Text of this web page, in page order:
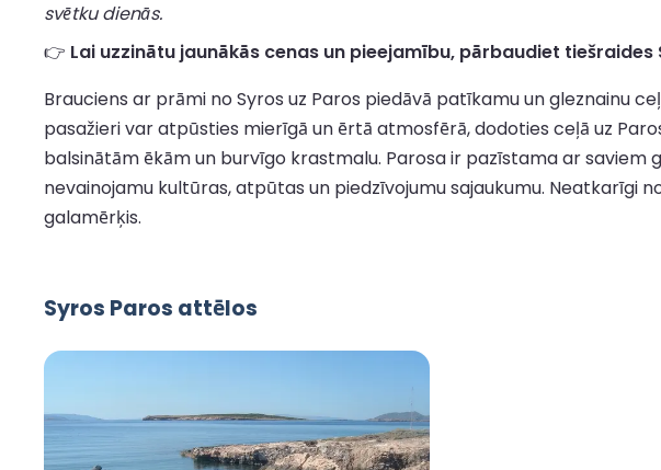
svētku dienās.
👉 Lai uzzinātu jaunākās cenas un pieejamību, pārbaudiet tiešraides
Brauciens ar prāmi no Syros uz Paros piedāvā patīkamu un gleznainu
pasažieri var atpūsties mierīgā un ērtā atmosfērā, dodoties ceļā uz
balsinātām ēkām un burvīgo krastmalu. Parosa ir pazīstama ar
nevainojamu kultūras, atpūtas un piedzīvojumu sajaukumu. Neatkarīgi
galamērķis.
Syros Paros attēlos